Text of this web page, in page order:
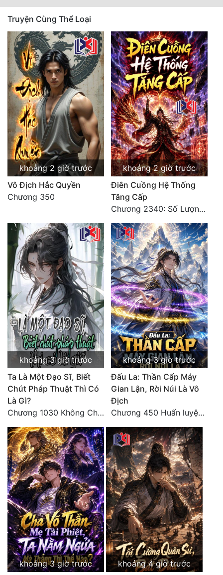
Truyện Cùng Thể Loại
khoảng 2 giờ trước
Vô Địch Hắc Quyền
Chương 350
khoảng 2 giờ trước
Điên Cuồng Hệ Thống
Tăng Cấp
Chương 2340: Số Lượng Bất Túc!
khoảng 3 giờ trước
Ta Là Một Đạo Sĩ, Biết
Chút Pháp Thuật Thì Có
Là Gì?
Chương 1030 Không Chi Hoàng Nguyên Đại Hư
khoảng 3 giờ trước
Đấu La: Thần Cấp Máy
Gian Lận, Rời Núi Là Vô
Địch
Chương 450 Huấn luyện thực chiến, Long Linh Cơ đối chiến bốn người Cổ Nguyệt và Vũ Lân!
khoảng 3 giờ trước
khoảng 4 giờ trước